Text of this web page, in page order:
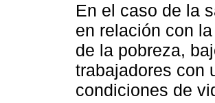
En el caso de la
en relación con
de la pobreza,
trabajadores con
condiciones de